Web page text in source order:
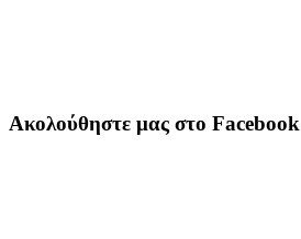
Ακολούθηστε μας στο Facebook